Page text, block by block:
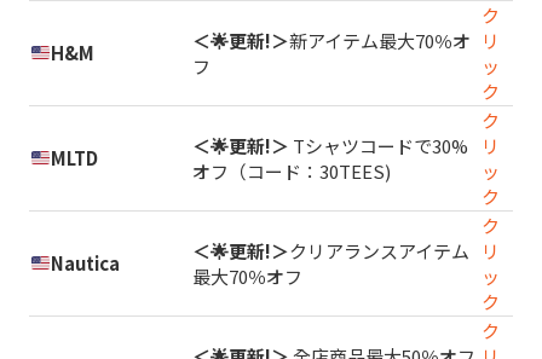
H&M ＜🌟更新!＞新アイテム最大70％オ
フ
ク
リ
ッ
ク
MLTD ＜🌟更新!＞ Tシャツコードで30%
オフ（コード：30TEES)
ク
リ
ッ
ク
Nautica ＜🌟更新!＞クリアランスアイテム
最大70％オフ
ク
リ
ッ
ク
ク